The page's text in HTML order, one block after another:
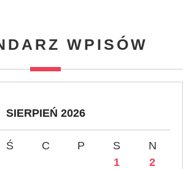
WPISÓW
SIERPIEŃ 2026
Ś C P S
N
1
2